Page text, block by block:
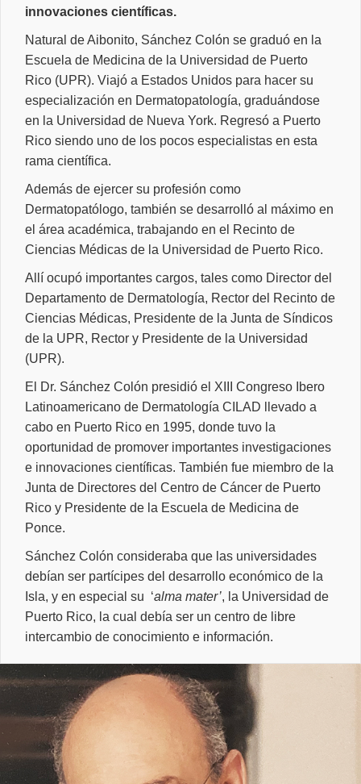
innovaciones científicas.
Natural de Aibonito, Sánchez Colón se graduó en la
Escuela de Medicina de la Universidad de Puerto
Rico (UPR). Viajó a Estados Unidos para hacer su
especialización en Dermatopatología, graduándose
en la Universidad de Nueva York. Regresó a Puerto
Rico siendo uno de los pocos especialistas en esta
rama científica.
Además de ejercer su profesión como
Dermatopatólogo, también se desarrolló al máximo en
el área académica, trabajando en el Recinto de
Ciencias Médicas de la Universidad de Puerto Rico.
Allí ocupó importantes cargos, tales como Director del
Departamento de Dermatología, Rector del Recinto de
Ciencias Médicas, Presidente de la Junta de Síndicos
de la UPR, Rector y Presidente de la Universidad
(UPR).
El Dr. Sánchez Colón presidió el XIII Congreso Ibero
Latinoamericano de Dermatología CILAD llevado a
cabo en Puerto Rico en 1995, donde tuvo la
oportunidad de promover importantes investigaciones
e innovaciones científicas. También fue miembro de la
Junta de Directores del Centro de Cáncer de Puerto
Rico y Presidente de la Escuela de Medicina de
Ponce.
Sánchez Colón consideraba que las universidades
debían ser partícipes del desarrollo económico de la
Isla, y en especial su ‘alma mater’, la Universidad de
Puerto Rico, la cual debía ser un centro de libre
intercambio de conocimiento e información.